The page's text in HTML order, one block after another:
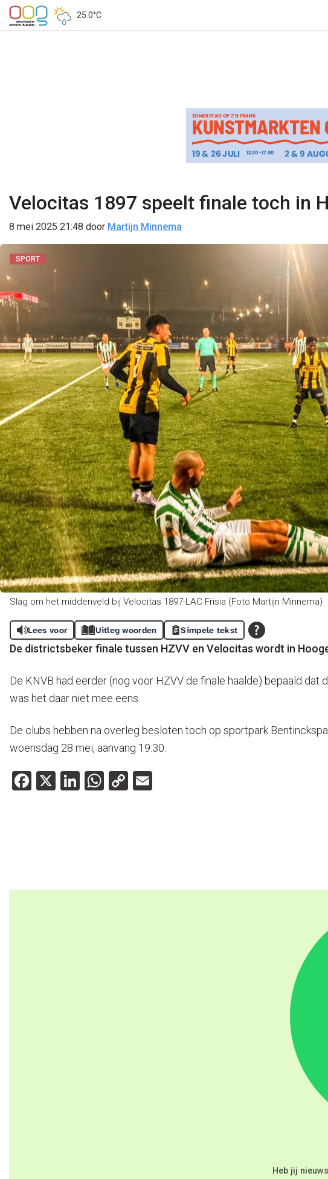
25.0°C
Velocitas 1897 speelt finale toch in
8 mei 2025 21:48 door Martijn Minnema
SPORT
Slag om het middenveld bij Velocitas 1897-LAC Frisia (Foto Martijn Minnema)
Lees voor Uitleg woorden Simpele tekst
De districtsbeker finale tussen HZVV en Velocitas wordt in
De KNVB had eerder (nog voor HZVV de finale haalde) bepaald
was het daar niet mee eens.
De clubs hebben na overleg besloten toch op sportpark
woensdag 28 mei, aanvang 19:30.
Facebook
X LinkedIn
WhatsApp
Copy
Heb jij